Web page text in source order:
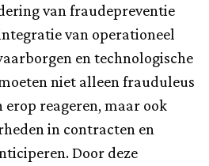
van fraudepreventie
van operationeel
en technologische
niet alleen frauduleus
erop reageren, maar ook
in contracten en
Door deze